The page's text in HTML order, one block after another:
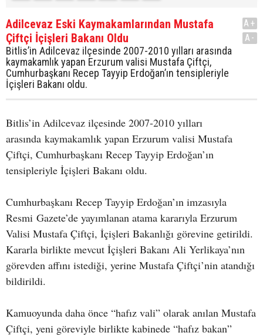
Adilcevaz Eski Kaymakamlarından Mustafa
Çiftçi İçişleri Bakanı Oldu
Bitlis’in Adilcevaz ilçesinde 2007-2010 yılları arasında
kaymakamlık yapan Erzurum valisi Mustafa Çiftçi,
Cumhurbaşkanı Recep Tayyip Erdoğan’ın tensipleriyle
İçişleri Bakanı oldu.
A+
A-
Bitlis’in Adilcevaz ilçesinde 2007-2010 yılları
arasında kaymakamlık yapan Erzurum valisi Mustafa
Çiftçi, Cumhurbaşkanı Recep Tayyip Erdoğan’ın
tensipleriyle İçişleri Bakanı oldu.
Cumhurbaşkanı Recep Tayyip Erdoğan’ın imzasıyla
Resmi Gazete’de yayımlanan atama kararıyla Erzurum
Valisi Mustafa Çiftçi, İçişleri Bakanlığı görevine getirildi.
Kararla birlikte mevcut İçişleri Bakanı Ali Yerlikaya’nın
görevden affını istediği, yerine Mustafa Çiftçi’nin atandığı
bildirildi.
Kamuoyunda daha önce “hafız vali” olarak anılan Mustafa
Çiftçi, yeni göreviyle birlikte kabinede “hafız bakan”